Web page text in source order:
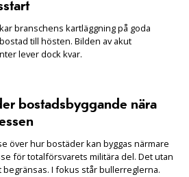
branschens kartläggning på goda
till hösten. Bilden av akut
lever dock kvar.
bostadsbyggande nära
över hur bostäder kan byggas närmare
för totalförsvarets militära del. Det utan
I fokus står bullerreglerna.